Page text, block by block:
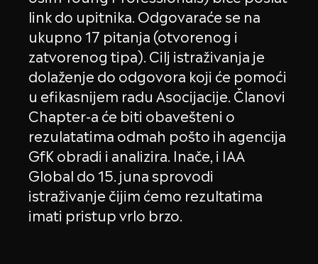
link do upitnika. Odgovaraće se na
ukupno 17 pitanja (otvorenog i
zatvorenog tipa). Cilj istraživanja je
dolaženje do odgovora koji će pomoći
u efikasnijem radu Asocijacije. Članovi
Chapter-a će biti obavešteni o
rezulatatima odmah pošto ih agencija
GfK obradi i analizira. Inače, i IAA
Global do 15. juna sprovodi
istraživanje čijim ćemo rezultatima
imati pristup vrlo brzo.